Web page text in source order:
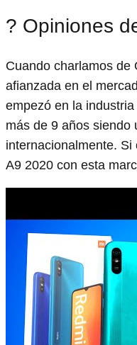
? Opiniones
Cuando charlamos de
afianzada en el
empezó en la
más de 9 años siendo
internacionalmente.
A9 2020 con esta